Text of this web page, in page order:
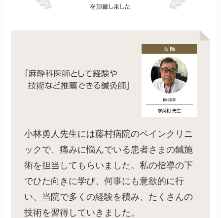
小林勇人先生には藤村病院のペインクリニ
ックで、痛みに悩んでいる患者さまの鍼施
術を担当してもらいました。私の指導の下
でひた向きに学び、何事にも意欲的に行
い、当院で多くの経験を積み、たくさんの
技術を習得していきました。